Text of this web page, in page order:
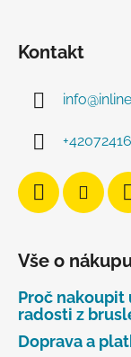
Kontakt
info@
Vše o
Proč nakoupit
radosti z
Doprava a